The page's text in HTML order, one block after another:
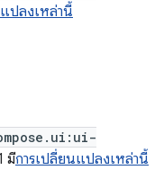
ปลงเหล่านี้
มีการเปลี่ยนแปลงเหล่านี้